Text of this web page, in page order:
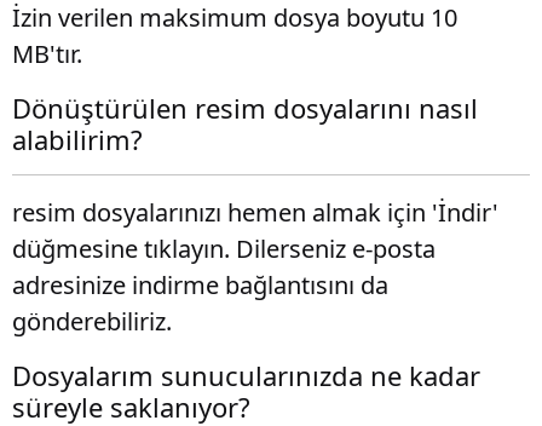
İzin verilen maksimum dosya boyutu 10
MB'tır.
Dönüştürülen resim dosyalarını nasıl
alabilirim?
resim dosyalarınızı hemen almak için 'İndir'
düğmesine tıklayın. Dilerseniz e-posta
adresinize indirme bağlantısını da
gönderebiliriz.
Dosyalarım sunucularınızda ne kadar
süreyle saklanıyor?